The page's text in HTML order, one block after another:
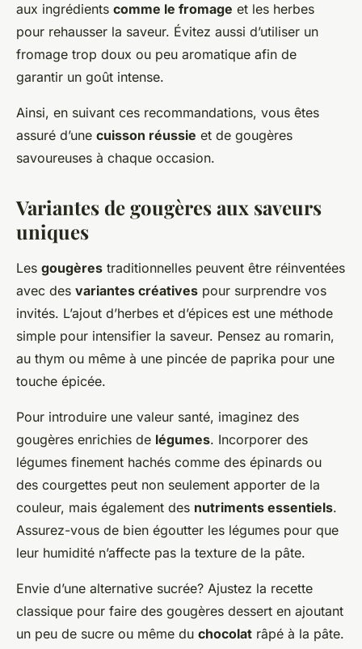
aux ingrédients comme le fromage et les herbes
pour rehausser la saveur. Évitez aussi d’utiliser un
fromage trop doux ou peu aromatique afin de
garantir un goût intense.
Ainsi, en suivant ces recommandations, vous êtes
assuré d’une cuisson réussie et de gougères
savoureuses à chaque occasion.
Variantes de gougères aux saveurs
uniques
Les gougères traditionnelles peuvent être réinventées
avec des variantes créatives pour surprendre vos
invités. L’ajout d’herbes et d’épices est une méthode
simple pour intensifier la saveur. Pensez au romarin,
au thym ou même à une pincée de paprika pour une
touche épicée.
Pour introduire une valeur santé, imaginez des
gougères enrichies de légumes. Incorporer des
légumes finement hachés comme des épinards ou
des courgettes peut non seulement apporter de la
couleur, mais également des nutriments essentiels.
Assurez-vous de bien égoutter les légumes pour que
leur humidité n’affecte pas la texture de la pâte.
Envie d’une alternative sucrée? Ajustez la recette
classique pour faire des gougères dessert en ajoutant
un peu de sucre ou même du chocolat râpé à la pâte.